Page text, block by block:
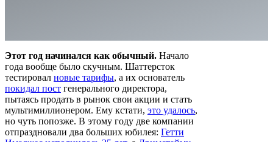
Этот год начинался как обычный. Начало
года вообще было скучным. Шаттерсток
тестировал новые тарифы, а их основатель
покидал пост генерального директора,
пытаясь продать в рынок свои акции и стать
мультимиллионером. Ему кстати, это удалось,
но чуть попозже. В этому году две компании
отпраздновали два больших юбилея: Гетти